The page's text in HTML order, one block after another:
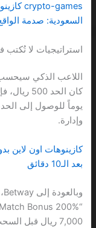
السعودية: صدمة الواقع
استراتيجيات لا تُكتب
اللاعب الذكي سيحسب
وإدارة.
كازينوهات اون لاين
بعد الـ10 دقائق
7,000 ريال قبل